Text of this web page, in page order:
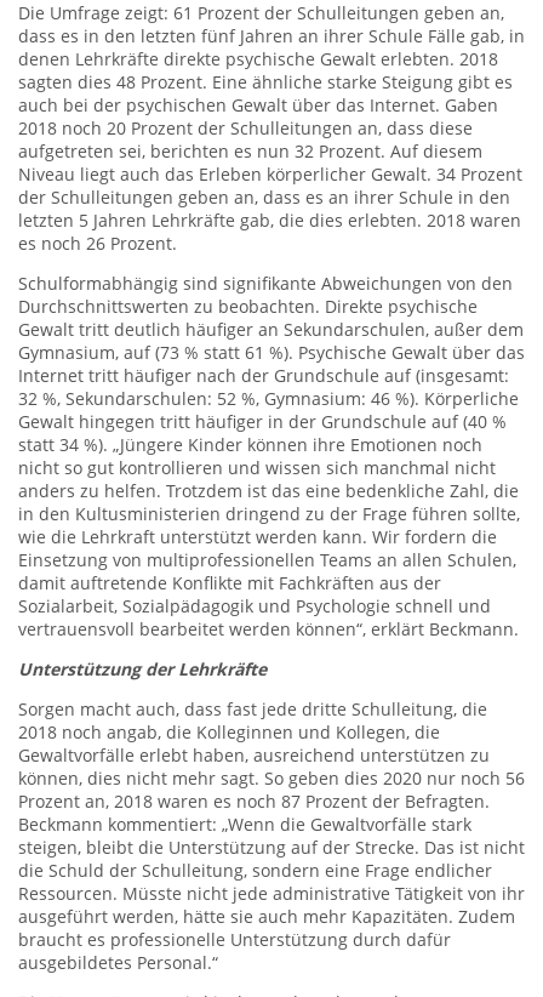
Die Umfrage zeigt: 61 Prozent der Schulleitungen geben an,
dass es in den letzten fünf Jahren an ihrer Schule Fälle gab, in
denen Lehrkräfte direkte psychische Gewalt erlebten. 2018
sagten dies 48 Prozent. Eine ähnliche starke Steigung gibt es
auch bei der psychischen Gewalt über das Internet. Gaben
2018 noch 20 Prozent der Schulleitungen an, dass diese
aufgetreten sei, berichten es nun 32 Prozent. Auf diesem
Niveau liegt auch das Erleben körperlicher Gewalt. 34 Prozent
der Schulleitungen geben an, dass es an ihrer Schule in den
letzten 5 Jahren Lehrkräfte gab, die dies erlebten. 2018 waren
es noch 26 Prozent.
Schulformabhängig sind signifikante Abweichungen von den
Durchschnittswerten zu beobachten. Direkte psychische
Gewalt tritt deutlich häufiger an Sekundarschulen, außer dem
Gymnasium, auf (73 % statt 61 %). Psychische Gewalt über das
Internet tritt häufiger nach der Grundschule auf (insgesamt:
32 %, Sekundarschulen: 52 %, Gymnasium: 46 %). Körperliche
Gewalt hingegen tritt häufiger in der Grundschule auf (40 %
statt 34 %). „Jüngere Kinder können ihre Emotionen noch
nicht so gut kontrollieren und wissen sich manchmal nicht
anders zu helfen. Trotzdem ist das eine bedenkliche Zahl, die
in den Kultusministerien dringend zu der Frage führen sollte,
wie die Lehrkraft unterstützt werden kann. Wir fordern die
Einsetzung von multiprofessionellen Teams an allen Schulen,
damit auftretende Konflikte mit Fachkräften aus der
Sozialarbeit, Sozialpädagogik und Psychologie schnell und
vertrauensvoll bearbeitet werden können“, erklärt Beckmann.
Unterstützung der Lehrkräfte
Sorgen macht auch, dass fast jede dritte Schulleitung, die
2018 noch angab, die Kolleginnen und Kollegen, die
Gewaltvorfälle erlebt haben, ausreichend unterstützen zu
können, dies nicht mehr sagt. So geben dies 2020 nur noch 56
Prozent an, 2018 waren es noch 87 Prozent der Befragten.
Beckmann kommentiert: „Wenn die Gewaltvorfälle stark
steigen, bleibt die Unterstützung auf der Strecke. Das ist nicht
die Schuld der Schulleitung, sondern eine Frage endlicher
Ressourcen. Müsste nicht jede administrative Tätigkeit von ihr
ausgeführt werden, hätte sie auch mehr Kapazitäten. Zudem
braucht es professionelle Unterstützung durch dafür
ausgebildetes Personal.“